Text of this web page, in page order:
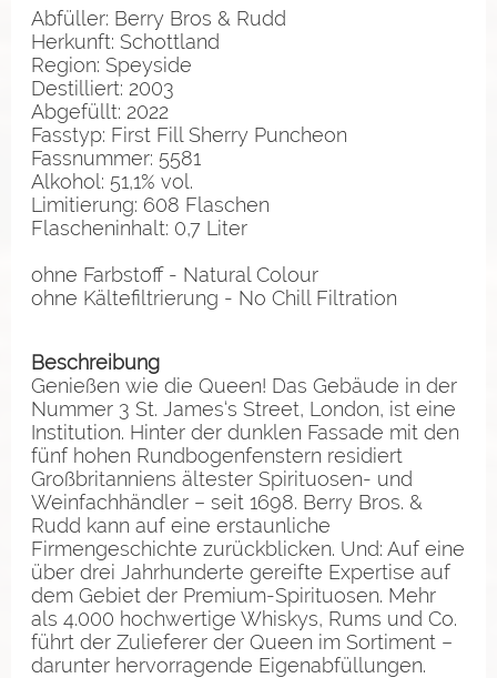
Abfüller: Berry Bros & Rudd
Herkunft: Schottland
Region: Speyside
Destilliert: 2003
Abgefüllt: 2022
Fasstyp: First Fill Sherry Puncheon
Fassnummer: 5581
Alkohol: 51,1% vol.
Limitierung: 608 Flaschen
Flascheninhalt: 0,7 Liter
ohne Farbstoff - Natural Colour
ohne Kältefiltrierung - No Chill Filtration
Beschreibung
Genießen wie die Queen! Das Gebäude in der
Nummer 3 St. James‘s Street, London, ist eine
Institution. Hinter der dunklen Fassade mit den
fünf hohen Rundbogenfenstern residiert
Großbritanniens ältester Spirituosen- und
Weinfachhändler – seit 1698. Berry Bros. &
Rudd kann auf eine erstaunliche
Firmengeschichte zurückblicken. Und: Auf eine
über drei Jahrhunderte gereifte Expertise auf
dem Gebiet der Premium-Spirituosen. Mehr
als 4.000 hochwertige Whiskys, Rums und Co.
führt der Zulieferer der Queen im Sortiment –
darunter hervorragende Eigenabfüllungen.